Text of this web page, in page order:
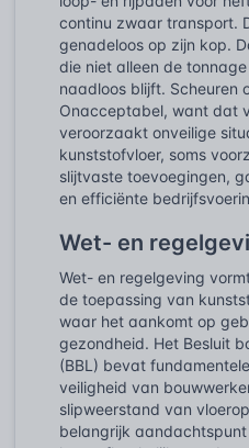
continu zwaar transport.
genadeloos op zijn kop.
die niet alleen de
naadloos blijft. Scheuren
Onacceptabel, want dat
veroorzaakt onveilige
kunststofvloer, soms
slijtvaste toevoegingen,
en efficiënte
Wet- en
Wet- en regelgeving
de toepassing van
waar het aankomt op
gezondheid. Het Besluit
(BBL) bevat
veiligheid van
slipweerstand van
belangrijk